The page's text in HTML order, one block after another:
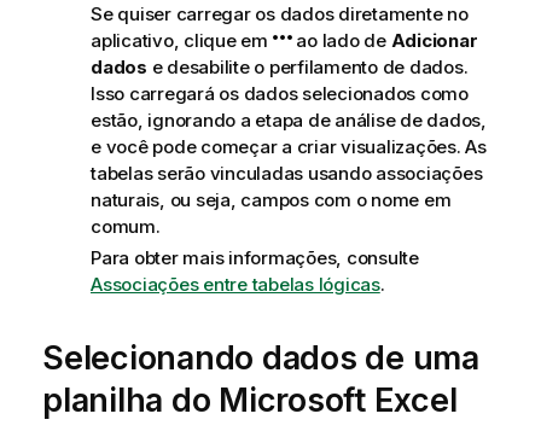
Se quiser carregar os dados diretamente no
aplicativo, clique em
ao lado de Adicionar
dados e desabilite o perfilamento de dados.
Isso carregará os dados selecionados como
estão, ignorando a etapa de análise de dados,
e você pode começar a criar visualizações. As
tabelas serão vinculadas usando associações
naturais, ou seja, campos com o nome em
comum.
Para obter mais informações, consulte
Associações entre tabelas lógicas.
Selecionando dados de uma
planilha do Microsoft Excel